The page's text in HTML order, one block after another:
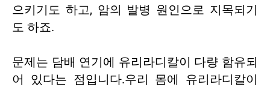
으키기도 하고, 암의 발병 원인으로 지목되기
도 하죠.
문제는 담배 연기에 유리라디칼이 다량 함유되
어 있다는 점입니다.우리 몸에 유리라디칼이